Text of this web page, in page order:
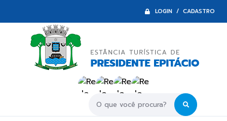
LOGIN / CADASTRO